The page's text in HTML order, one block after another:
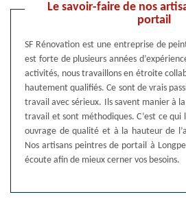
Le savoir-faire de nos
portail
SF Rénovation est une entreprise de
est forte de plusieurs années
activités, nous travaillons en étroite
hautement qualifiés. Ce sont de vrais
travail avec sérieux. Ils savent manier à
travail et sont méthodiques. C’est ce
ouvrage de qualité et à la hauteur de
Nos artisans peintres de portail à
écoute afin de mieux cerner vos besoins.